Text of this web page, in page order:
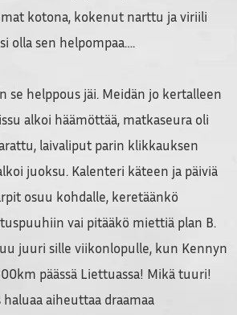
kotona, kokenut narttu ja viriili
olla sen helpompaa….
se helppous jäi. Meidän jo kertalleen
alkoi häämöttää, matkaseura oli
laivaliput parin klikkauksen
juoksu. Kalenteri käteen ja päiviä
osuu kohdalle, keretäänkö
vai pitääkö miettiä plan B.
juuri sille viikonlopulle, kun Kennyn
päässä Liettuassa! Mikä tuuri!
aiheuttaa draamaa